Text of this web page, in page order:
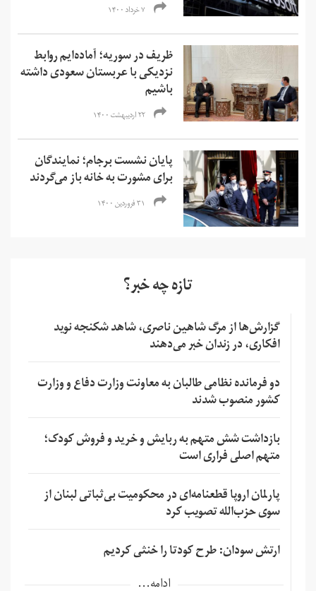
۷ خرداد ۱۴۰۰
ظریف در سوریه؛ آماده‌ایم روابط
نزدیکی با عربستان سعودی داشته
باشیم
۲۲ اردیبهشت ۱۴۰۰
پایان نشست برجام؛ نمایندگان
برای مشورت به خانه باز می‌گردند
۳۱ فروردین ۱۴۰۰
تازه چه خبر؟
گزارش‌ها از مرگ شاهین ناصری، شاهد شکنجه نوید
افکاری، در زندان خبر می‌دهند
دو فرمانده نظامی طالبان به معاونت وزارت دفاع و وزارت
کشور منصوب شدند
بازداشت شش متهم به ربایش و خرید و فروش کودک؛
متهم اصلی فراری است
پارلمان اروپا قطعنامه‌ای در محکومیت بی‌ثباتی لبنان از
سوی حزب‌الله تصویب کرد
ارتش سودان: طرح کودتا را خنثی کردیم
ادامه...